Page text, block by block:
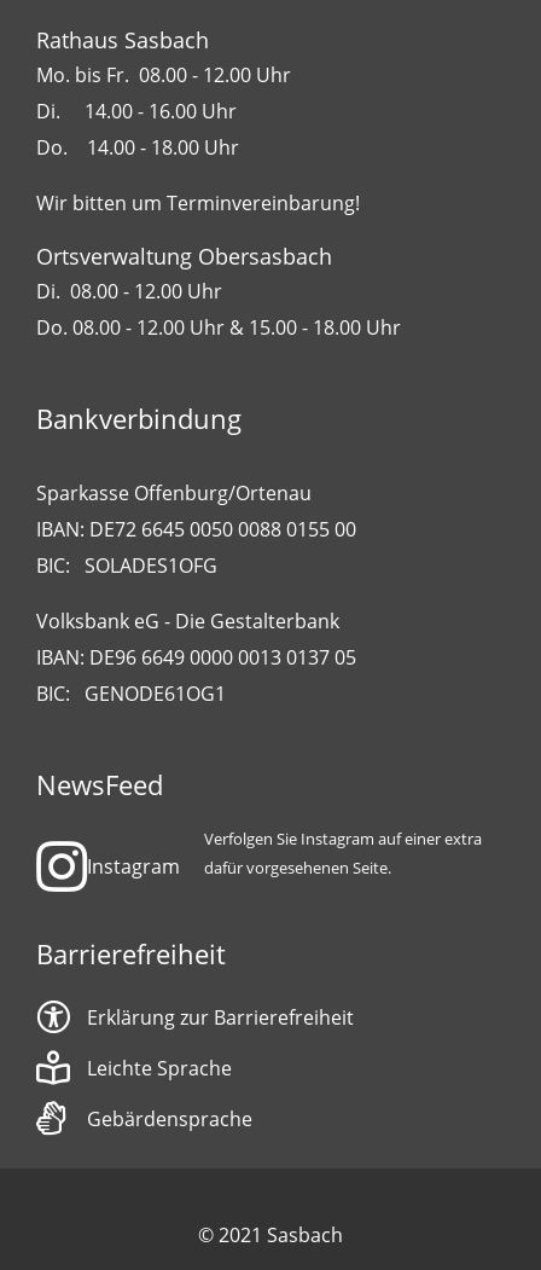
Rathaus Sasbach
Mo. bis Fr. 08.00 - 12.00 Uhr
Di. 14.00 - 16.00 Uhr
Do. 14.00 - 18.00 Uhr
Wir bitten um Terminvereinbarung!
Ortsverwaltung Obersasbach
Di. 08.00 - 12.00 Uhr
Do. 08.00 - 12.00 Uhr & 15.00 - 18.00 Uhr
Bankverbindung
Sparkasse Offenburg/Ortenau
IBAN: DE72 6645 0050 0088 0155 00
BIC: SOLADES1OFG
Volksbank eG - Die Gestalterbank
IBAN: DE96 6649 0000 0013 0137 05
BIC: GENODE61OG1
NewsFeed
Instagram
Verfolgen Sie Instagram auf einer extra
dafür vorgesehenen Seite.
Barrierefreiheit
Erklärung zur Barrierefreiheit
Leichte Sprache
Gebärdensprache
© 2021 Sasbach